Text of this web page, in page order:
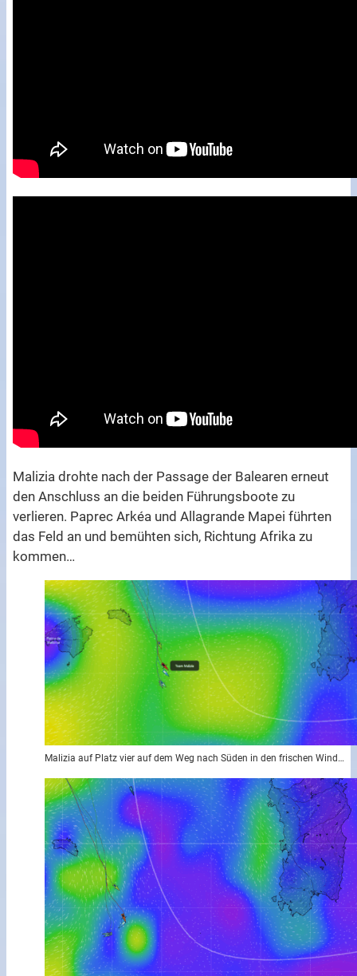
Malizia drohte nach der Passage der Balearen erneut
den Anschluss an die beiden Führungsboote zu
verlieren. Paprec Arkéa und Allagrande Mapei führten
das Feld an und bemühten sich, Richtung Afrika zu
kommen…
Malizia auf Platz vier auf dem Weg nach Süden in den frischen Wind…